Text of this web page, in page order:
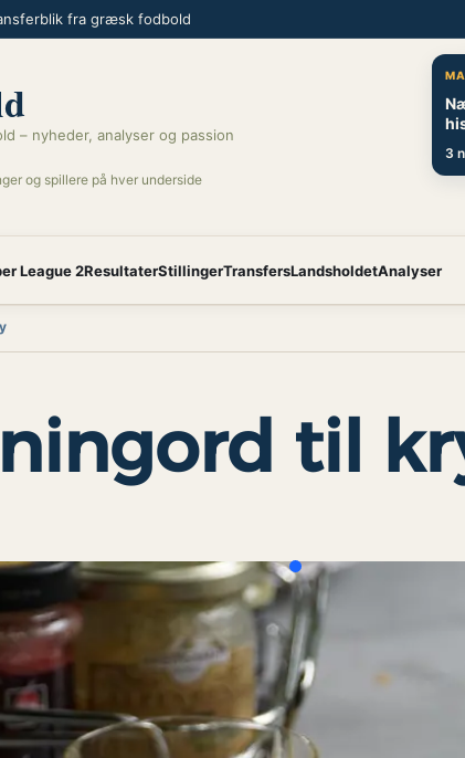
fra græsk fodbold
– nyheder, analyser og passion
og spillere på hver underside
3
League 2ResultaterStillingerTransfersLandsholdetAnalyser
til